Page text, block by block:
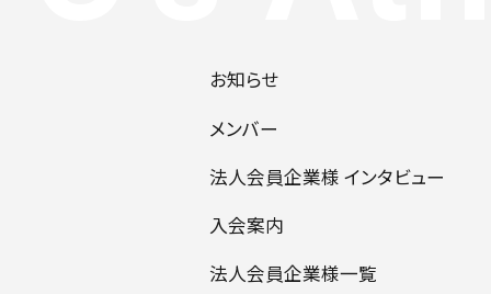
お知らせ
メンバー
法人会員企業様 インタビュー
入会案内
法人会員企業様一覧